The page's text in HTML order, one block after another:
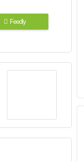
Feedly